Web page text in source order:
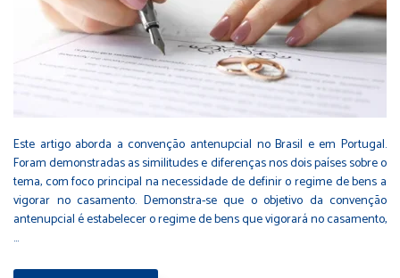
Este artigo aborda a convenção antenupcial no Brasil e em Portugal.
Foram demonstradas as similitudes e diferenças nos dois países sobre o
tema, com foco principal na necessidade de definir o regime de bens a
vigorar no casamento. Demonstra-se que o objetivo da convenção
antenupcial é estabelecer o regime de bens que vigorará no casamento,
…